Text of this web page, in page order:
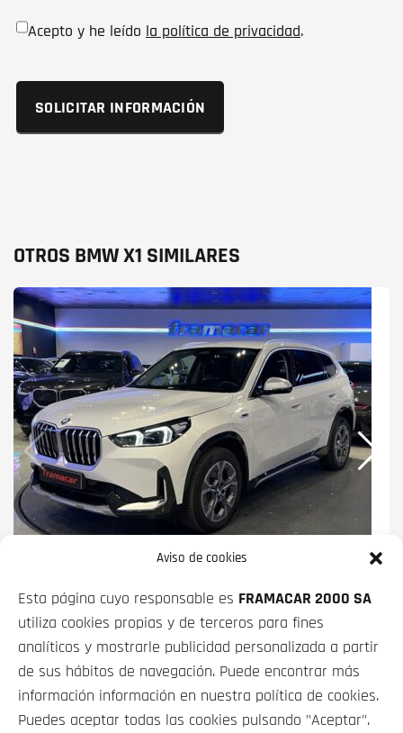
Aviso de cookies
Esta página cuyo responsable es FRAMACAR 2000 SA
utiliza cookies propias y de terceros para fines
analíticos y mostrarle publicidad personalizada a partir
de sus hábitos de navegación. Puede encontrar más
información información en nuestra política de cookies.
Puedes aceptar todas las cookies pulsando "Aceptar".
Acepto y he leído la política de privacidad.
OTROS BMW X1 SIMILARES
35 900€ desde480€/mes*